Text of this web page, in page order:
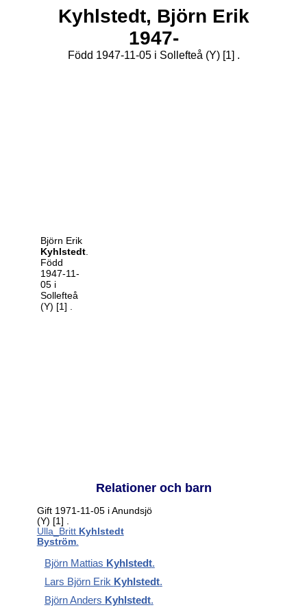
Kyhlstedt, Björn Erik
1947-
Född 1947-11-05 i Sollefteå (Y) [1] .
Björn Erik
Kyhlstedt.
Född
1947-11-
05 i
Sollefteå
(Y) [1]
Relationer och barn
Gift 1971-11-05 i Anundsjö
(Y) [1] .
Ulla_Britt Kyhlstedt
Byström.
Björn Mattias Kyhlstedt.
Lars Björn Erik Kyhlstedt.
Björn Anders Kyhlstedt.